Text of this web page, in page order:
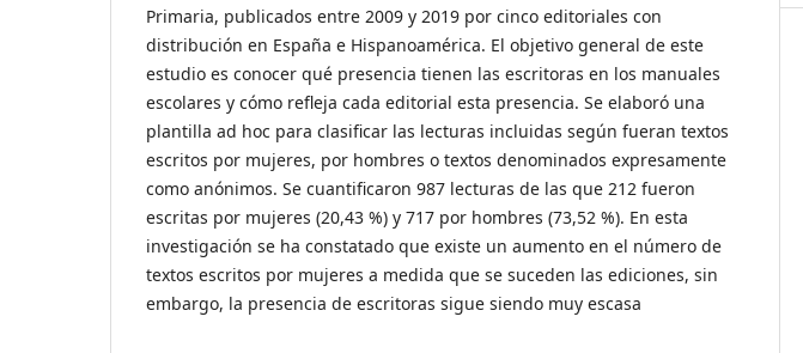
Primaria, publicados entre 2009 y 2019 por cinco editoriales con
distribución en España e Hispanoamérica. El objetivo general de este
estudio es conocer qué presencia tienen las escritoras en los manuales
escolares y cómo refleja cada editorial esta presencia. Se elaboró una
plantilla ad hoc para clasificar las lecturas incluidas según fueran textos
escritos por mujeres, por hombres o textos denominados expresamente
como anónimos. Se cuantificaron 987 lecturas de las que 212 fueron
escritas por mujeres (20,43 %) y 717 por hombres (73,52 %). En esta
investigación se ha constatado que existe un aumento en el número de
textos escritos por mujeres a medida que se suceden las ediciones, sin
embargo, la presencia de escritoras sigue siendo muy escasa